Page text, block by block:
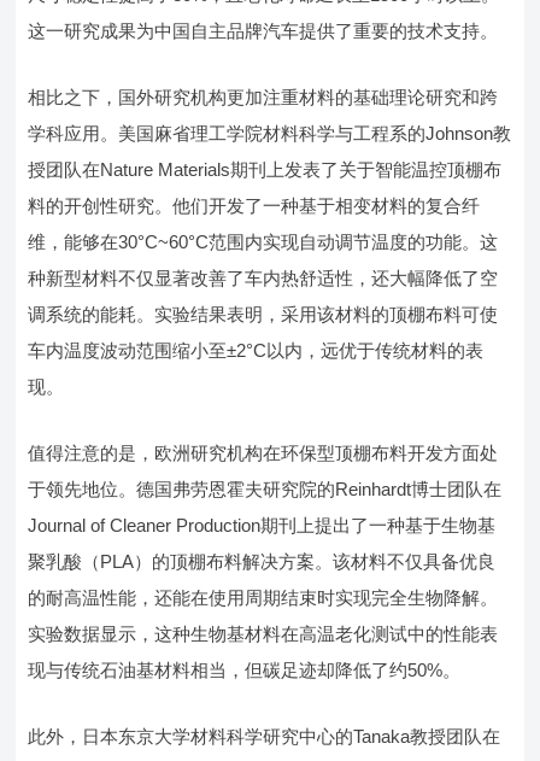
这一研究成果为中国自主品牌汽车提供了重要的技术支持。
相比之下，国外研究机构更加注重材料的基础理论研究和跨
学科应用。美国麻省理工学院材料科学与工程系的Johnson教
授团队在Nature Materials期刊上发表了关于智能温控顶棚布
料的开创性研究。他们开发了一种基于相变材料的复合纤
维，能够在30°C~60°C范围内实现自动调节温度的功能。这
种新型材料不仅显著改善了车内热舒适性，还大幅降低了空
调系统的能耗。实验结果表明，采用该材料的顶棚布料可使
车内温度波动范围缩小至±2°C以内，远优于传统材料的表
现。
值得注意的是，欧洲研究机构在环保型顶棚布料开发方面处
于领先地位。德国弗劳恩霍夫研究院的Reinhardt博士团队在
Journal of Cleaner Production期刊上提出了一种基于生物基
聚乳酸（PLA）的顶棚布料解决方案。该材料不仅具备优良
的耐高温性能，还能在使用周期结束时实现完全生物降解。
实验数据显示，这种生物基材料在高温老化测试中的性能表
现与传统石油基材料相当，但碳足迹却降低了约50%。
此外，日本东京大学材料科学研究中心的Tanaka教授团队在